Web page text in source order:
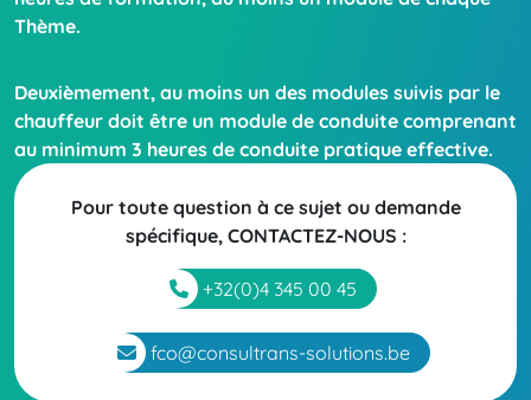
Thème.
Deuxièmement, au moins un des modules suivis par le
chauffeur doit être un module de conduite comprenant
au minimum 3 heures de conduite pratique effective.
Pour toute question à ce sujet ou demande
spécifique, CONTACTEZ-NOUS :
+32(0)4 345 00 45
fco@consultrans-solutions.be